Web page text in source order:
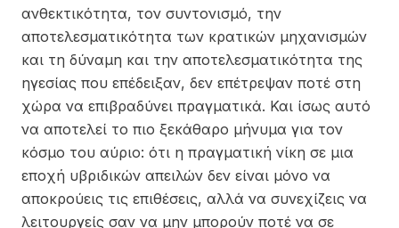
ανθεκτικότητα, τον συντονισμό, την
αποτελεσματικότητα των κρατικών μηχανισμών
και τη δύναμη και την αποτελεσματικότητα της
ηγεσίας που επέδειξαν, δεν επέτρεψαν ποτέ στη
χώρα να επιβραδύνει πραγματικά. Και ίσως αυτό
να αποτελεί το πιο ξεκάθαρο μήνυμα για τον
κόσμο του αύριο: ότι η πραγματική νίκη σε μια
εποχή υβριδικών απειλών δεν είναι μόνο να
αποκρούεις τις επιθέσεις, αλλά να συνεχίζεις να
λειτουργείς σαν να μην μπορούν ποτέ να σε